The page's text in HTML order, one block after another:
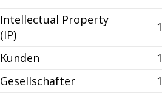
Intellectual Property
(IP)
1
Kunden 1
Gesellschafter
1